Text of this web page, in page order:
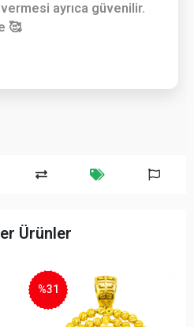
ayrıca güvenilir.
🥰
Ürünler